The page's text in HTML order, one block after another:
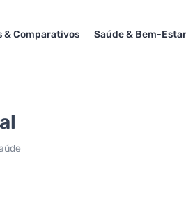
& Comparativos Saúde & Bem-Estar